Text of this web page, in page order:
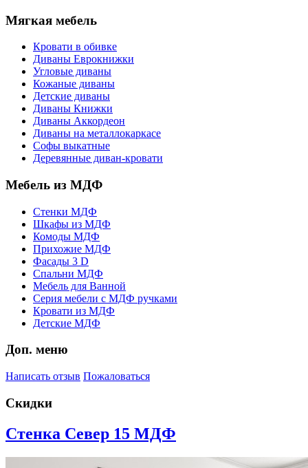
Мягкая мебель
Кровати в обивке
Диваны Еврокнижки
Угловые диваны
Кожаные диваны
Детские диваны
Диваны Книжки
Диваны Аккордеон
Диваны на металлокаркасе
Софы выкатные
Деревянные диван-кровати
Мебель из МДФ
Стенки МДФ
Шкафы из МДФ
Комоды МДФ
Прихожие МДФ
Фасады 3 D
Спальни МДФ
Мебель для Ванной
Серия мебели с МДФ ручками
Кровати из МДФ
Детские МДФ
Доп. меню
Написать отзыв Пожаловаться
Скидки
Стенка Север 15 МДФ